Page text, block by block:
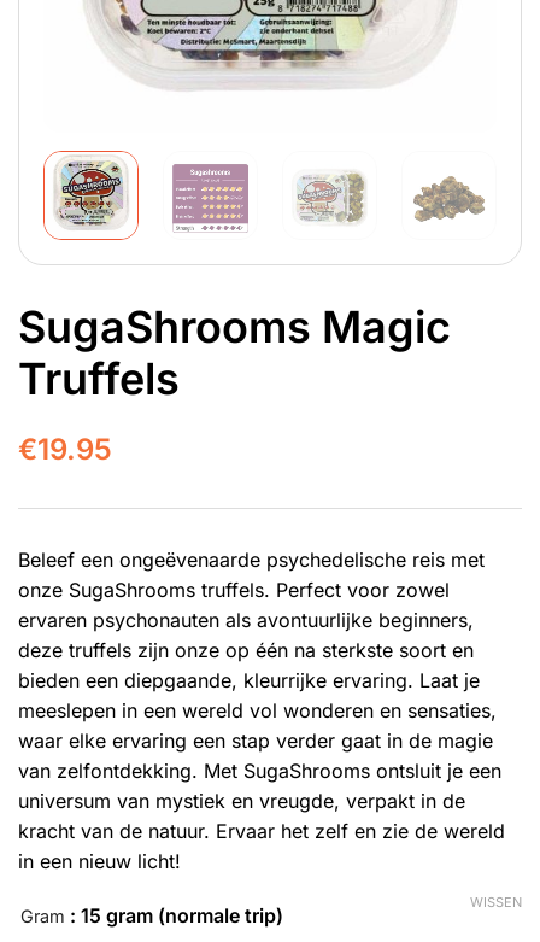
SugaShrooms Magic
Truffels
€19.95
Beleef een ongeëvenaarde psychedelische reis met
onze SugaShrooms truffels. Perfect voor zowel
ervaren psychonauten als avontuurlijke beginners,
deze truffels zijn onze op één na sterkste soort en
bieden een diepgaande, kleurrijke ervaring. Laat je
meeslepen in een wereld vol wonderen en sensaties,
waar elke ervaring een stap verder gaat in de magie
van zelfontdekking. Met SugaShrooms ontsluit je een
universum van mystiek en vreugde, verpakt in de
kracht van de natuur. Ervaar het zelf en zie de wereld
in een nieuw licht!
Gram : 15 gram (normale trip)
WISSEN